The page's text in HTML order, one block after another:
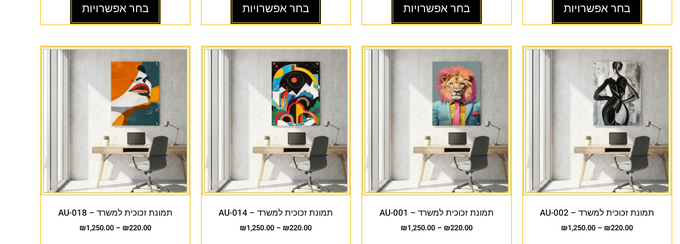
בחר אפשרויות בחר אפשרויות בחר אפשרויות בחר אפשרויות
תמונת זכוכית למשרד – AU-002
₪220.00
–
₪1,250.00
תמונת זכוכית למשרד – AU-001
₪220.00
–
₪1,250.00
תמונת זכוכית למשרד – AU-014
₪220.00
–
₪1,250.00
תמונת זכוכית למשרד – AU-018
₪220.00
–
₪1,250.00